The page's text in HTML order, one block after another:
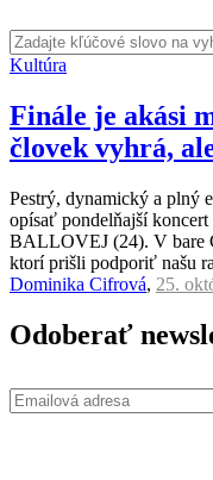
Kultúra
Finále je akási
človek vyhrá,
Pestrý, dynamický a plný
opísať pondelňajší
BALLOVEJ (24). V bare
ktorí prišli podporiť našu
Dominika Cifrová, 25.
Odoberať